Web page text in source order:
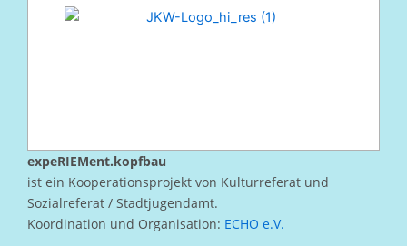
expeRIEMent.kopfbau
ist ein Kooperationsprojekt von Kulturreferat und
Sozialreferat / Stadtjugendamt.
Koordination und Organisation: ECHO e.V.